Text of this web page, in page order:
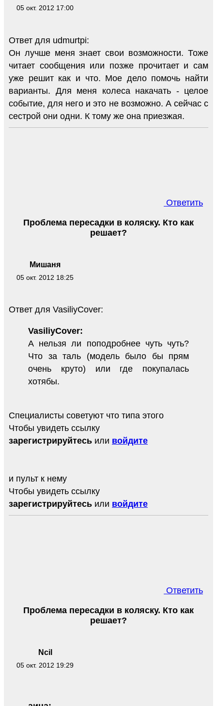
05 окт. 2012 17:00
Ответ для udmurtpi:
Он лучше меня знает свои возможности. Тоже
читает сообщения или позже прочитает и сам
уже решит как и что. Мое дело помочь найти
варианты. Для меня колеса накачать - целое
событие, для него и это не возможно. А сейчас с
сестрой они одни. К тому же она приезжая.
Ответить
Мишаня
05 окт. 2012 18:25
Проблема пересадки в коляску. Кто как
решает?
Ответ для VasiliyCover:
VasiliyCover:
А нельзя ли поподробнее чуть чуть?
Что за таль (модель было бы прям
очень круто) или где покупалась
хотябы.
Специалисты советуют что типа этого
Чтобы увидеть ссылку
зарегистрируйтесь или войдите
и пульт к нему
Чтобы увидеть ссылку
зарегистрируйтесь или войдите
Ответить
Ncil
05 окт. 2012 19:29
Проблема пересадки в коляску. Кто как
решает?